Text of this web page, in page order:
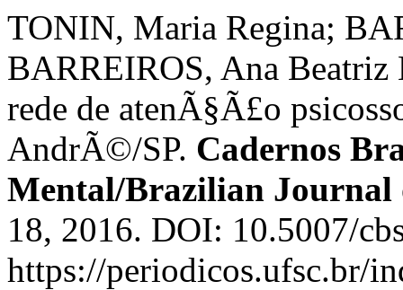
TONIN, Maria Regina;
BARREIROS, Ana Beatriz
rede de atenÃ§Ã£o
AndrÃ©/SP. Cadernos
Mental/Brazilian Journal
18, 2016. DOI: 10.5007/
https://periodicos.ufsc.br/